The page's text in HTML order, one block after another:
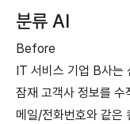
분류 AI
Before
IT 서비스 기업 B사는
잠재 고객사 정보를 수
메일/전화번호와 같은